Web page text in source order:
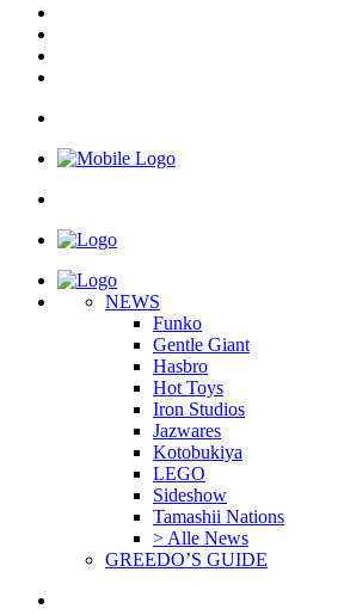
NEWS
Funko
Gentle Giant
Hasbro
Hot Toys
Iron Studios
Jazwares
Kotobukiya
LEGO
Sideshow
Tamashii Nations
> Alle News
GREEDO’S GUIDE